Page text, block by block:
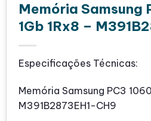
Memória Samsung
1Gb 1Rx8 –
Especificações Técnicas:
Memória Samsung PC3
M391B2873EH1-CH9